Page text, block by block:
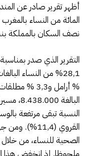
المائة من النساء
نصف السكان بالمملكة بنسبة
التقرير الذي صدر
القروي
الصحية للنساء، من